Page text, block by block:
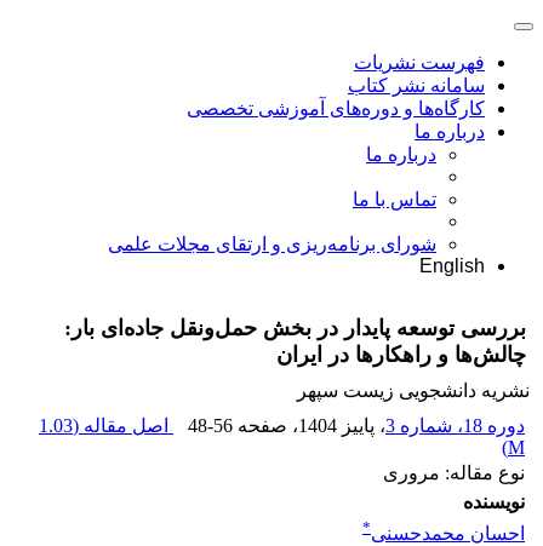
فهرست نشریات
سامانه نشر کتاب
کارگاه‌ها و دوره‌های آموزشی تخصصی
درباره ما
درباره ما
تماس با ما
شورای برنامه‌ریزی و ارتقای مجلات علمی
English
بررسی توسعه پایدار در بخش حمل‌ونقل جاده‌ای بار:
چالش‌ها و راهکارها در ایران
نشریه دانشجویی زیست سپهر
دوره 18، شماره 3
، پاییز 1404 ، صفحه 48-56 اصل مقاله (1.03
M
)
نوع مقاله: مروری
نویسنده
احسان محمدحسنی*